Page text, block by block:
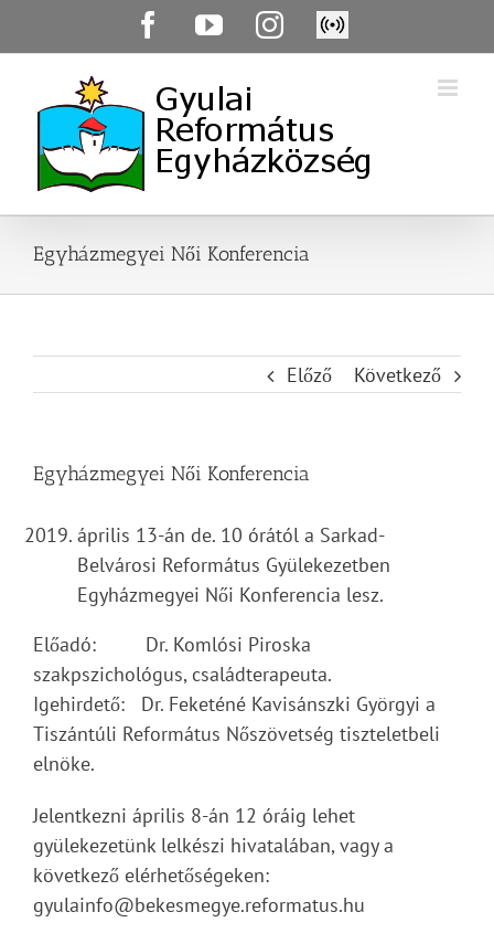
FacebookYouTubeInstagram
Élő
közvetítés
Egyházmegyei Női Konferencia
Előző Következő
Egyházmegyei Női Konferencia
április 13-án de. 10 órától a Sarkad-
Belvárosi Református Gyülekezetben
Egyházmegyei Női Konferencia lesz.
Előadó: Dr. Komlósi Piroska
szakpszichológus, családterapeuta.
Igehirdető: Dr. Feketéné Kavisánszki Györgyi a
Tiszántúli Református Nőszövetség tiszteletbeli
elnöke.
Jelentkezni április 8-án 12 óráig lehet
gyülekezetünk lelkészi hivatalában, vagy a
következő elérhetőségeken:
gyulainfo@bekesmegye.reformatus.hu